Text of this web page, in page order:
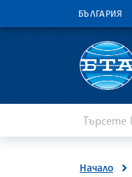
БЪЛГАРИЯ
Начало